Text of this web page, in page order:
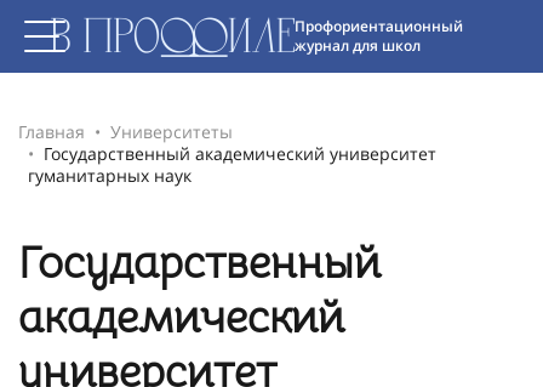
Профориентационный
журнал для школ
Главная
Университеты
Государственный академический университет
гуманитарных наук
Государственный
академический
университет